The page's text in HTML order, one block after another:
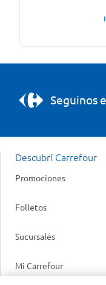
Seguinos
Descubrí Carrefour
Promociones
Folletos
Sucursales
Mi Carrefour